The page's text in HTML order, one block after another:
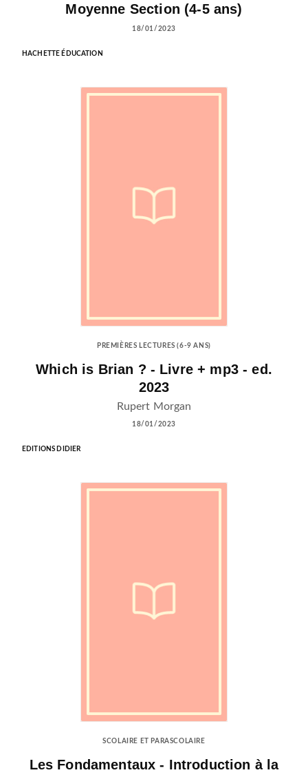
Moyenne Section (4-5 ans)
18/01/2023
HACHETTE ÉDUCATION
PREMIÈRES LECTURES (6-9 ANS)
Which is Brian ? - Livre + mp3 - ed.
2023
Rupert Morgan
18/01/2023
EDITIONS DIDIER
SCOLAIRE ET PARASCOLAIRE
Les Fondamentaux - Introduction à la